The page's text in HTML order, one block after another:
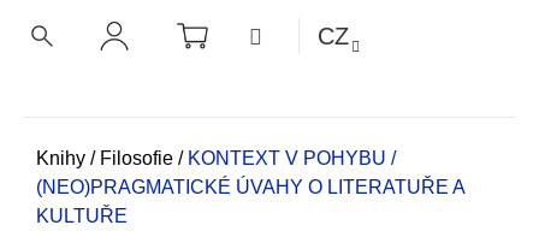
NÁKUPNÍ
KOŠÍK MENUCZ
Domů
Knihy / Filosofie / KONTEXT V POHYBU /
(NEO)PRAGMATICKÉ ÚVAHY O LITERATUŘE A
KULTUŘE
ZPĚT
ZPĚT
o
p
o